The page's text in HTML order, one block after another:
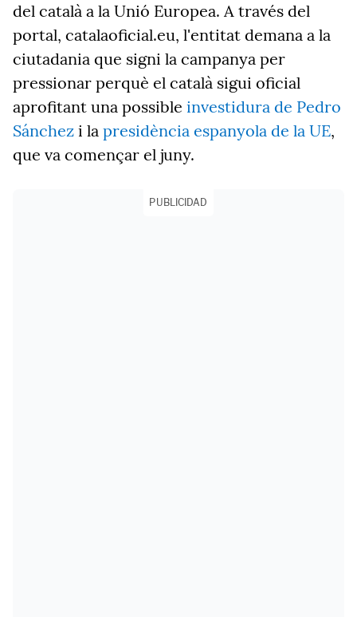
del català a la Unió Europea. A través del
portal, catalaoficial.eu, l'entitat demana a la
ciutadania que signi la campanya per
pressionar perquè el català sigui oficial
aprofitant una possible investidura de Pedro
Sánchez i la presidència espanyola de la UE,
que va començar el juny.
PUBLICIDAD